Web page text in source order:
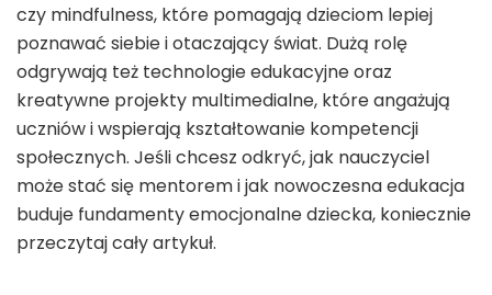
czy mindfulness, które pomagają dzieciom lepiej
poznawać siebie i otaczający świat. Dużą rolę
odgrywają też technologie edukacyjne oraz
kreatywne projekty multimedialne, które angażują
uczniów i wspierają kształtowanie kompetencji
społecznych. Jeśli chcesz odkryć, jak nauczyciel
może stać się mentorem i jak nowoczesna edukacja
buduje fundamenty emocjonalne dziecka, koniecznie
przeczytaj cały artykuł.